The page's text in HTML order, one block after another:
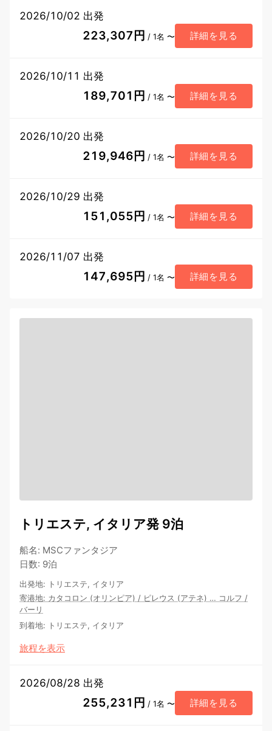
2026/10/02 出発
223,307円 / 1名 〜 詳細を見る
2026/10/11 出発
189,701円 / 1名 〜 詳細を見る
2026/10/20 出発
219,946円 / 1名 〜 詳細を見る
2026/10/29 出発
151,055円 / 1名 〜 詳細を見る
2026/11/07 出発
147,695円 / 1名 〜 詳細を見る
トリエステ, イタリア発 9泊
船名: MSCファンタジア
日数: 9泊
出発地: トリエステ, イタリア
寄港地: カタコロン (オリンピア) / ピレウス (アテネ) … コルフ /
バーリ
到着地: トリエステ, イタリア
旅程を表示
2026/08/28 出発
255,231円 / 1名 〜 詳細を見る